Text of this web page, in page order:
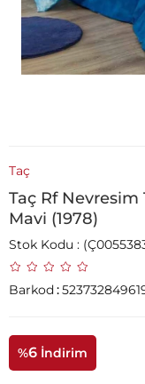
Taç
Taç Rf Nevresim
Mavi (1978)
Stok Kodu
Barkod:
%6 İndirim